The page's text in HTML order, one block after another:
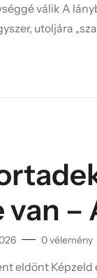
válik A
utoljára
–
0vélemény
eldönt Képzeld